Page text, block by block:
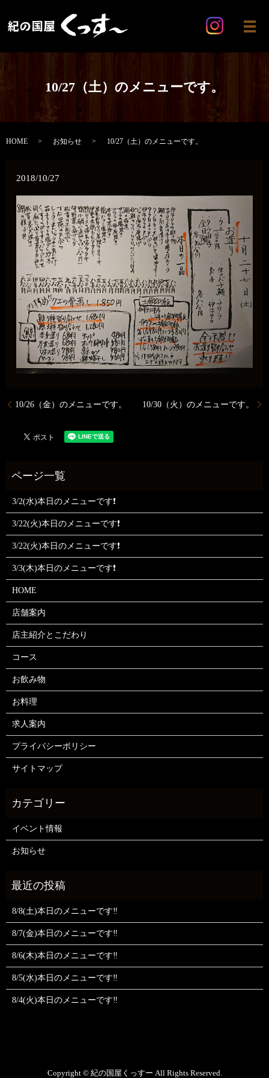
メ
10/27（土）のメニューです。
HOME お知らせ 10/27（土）のメニューです。
2018/10/27
10/26（金）のメニューです。 10/30（火）のメニューです。
3/2(水)本日のメニューです❗
3/22(火)本日のメニューです❗
3/22(火)本日のメニューです❗
3/3(木)本日のメニューです❗
HOME
店舗案内
店主紹介とこだわり
コース
お飲み物
お料理
求人案内
プライバシーポリシー
サイトマップ
イベント情報
お知らせ
8/8(土)本日のメニューです‼️
8/7(金)本日のメニューです‼️
8/6(木)本日のメニューです‼️
8/5(水)本日のメニューです‼️
8/4(火)本日のメニューです‼️
Copyright © 紀の国屋くっすー All Rights Reserved.